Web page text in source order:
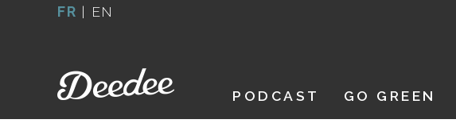
FR | EN
PODCAST GO GREEN